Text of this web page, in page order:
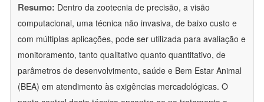
Resumo: Dentro da zootecnia de precisão, a visão
computacional, uma técnica não invasiva, de baixo custo e
com múltiplas aplicações, pode ser utilizada para avaliação e
monitoramento, tanto qualitativo quanto quantitativo, de
parâmetros de desenvolvimento, saúde e Bem Estar Animal
(BEA) em atendimento às exigências mercadológicas. O